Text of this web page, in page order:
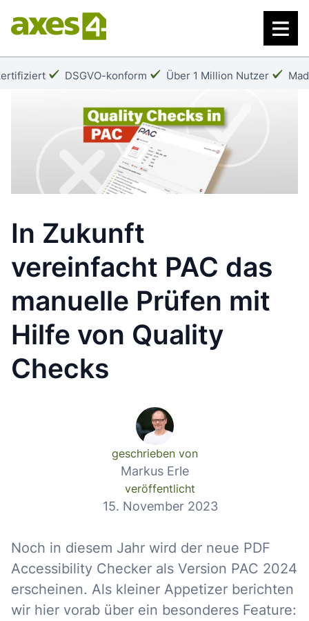
Zum
Hauptinhalt
Häkchen:
DSGVO-konform
Häkchen:
Über 1 Million Nutzer
In Zukunft
vereinfacht PAC das
manuelle Prüfen mit
Hilfe von Quality
Checks
geschrieben von
Markus Erle
veröffentlicht
15. November 2023
Noch in diesem Jahr wird der neue PDF
Accessibility Checker als Version PAC 2024
erscheinen. Als kleiner Appetizer berichten
wir hier vorab über ein besonderes Feature: